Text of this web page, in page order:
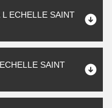
L ECHELLE SAINT
SAINT